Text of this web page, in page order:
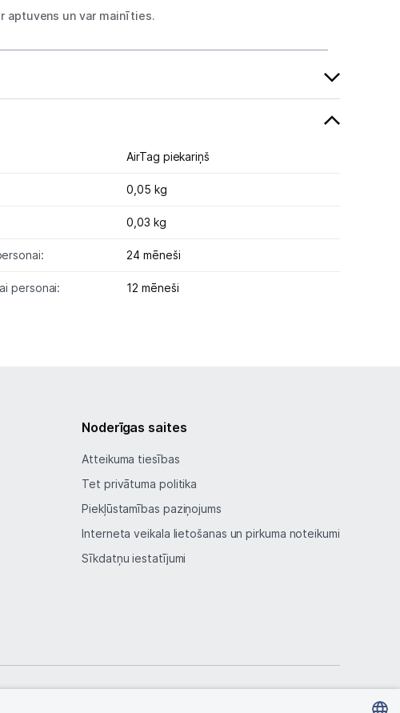
aptuvens un var mainīties.
AirTag piekariņš
0,05 kg
0,03 kg
24 mēneši
personai: 12 mēneši
Noderīgas saites
Atteikuma tiesības
Tet privātuma politika
Piekļūstamības paziņojums
Interneta veikala lietošanas un pirkuma noteikumi
Sīkdatņu iestatījumi